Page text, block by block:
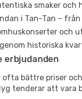
smaker och
i Tan-Tan –
och
historiska
erbjudanden
bättre priser
tenderar att